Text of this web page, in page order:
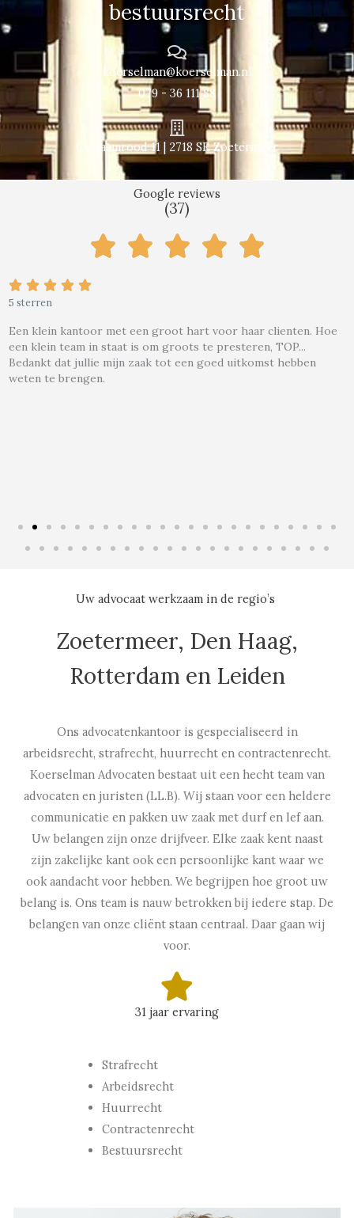
bestuursrecht
koerselman@koerselman.nl
079 - 36 111 88
Cyclaamrood 11 | 2718 SE Zoetermeer
Google reviews
(37)
    
a
r
i
n
g
5
v
a
n
5
    
5 sterren
Een klein kantoor met een groot hart voor haar clienten. Hoe
een klein team in staat is om groots te presteren, TOP...
Bedankt dat jullie mijn zaak tot een goed uitkomst hebben
weten te brengen.
Uw advocaat werkzaam in de regio’s
Zoetermeer, Den Haag,
Rotterdam en Leiden
Ons advocatenkantoor is gespecialiseerd in
arbeidsrecht, strafrecht, huurrecht en contractenrecht.
Koerselman Advocaten bestaat uit een hecht team van
advocaten en juristen (LL.B). Wij staan voor een heldere
communicatie en pakken uw zaak met durf en lef aan.
Uw belangen zijn onze drijfveer. Elke zaak kent naast
zijn zakelijke kant ook een persoonlijke kant waar we
ook aandacht voor hebben. We begrijpen hoe groot uw
belang is. Ons team is nauw betrokken bij iedere stap. De
belangen van onze cliënt staan centraal. Daar gaan wij
voor.
31 jaar ervaring
Strafrecht
Arbeidsrecht
Huurrecht
Contractenrecht
Bestuursrecht